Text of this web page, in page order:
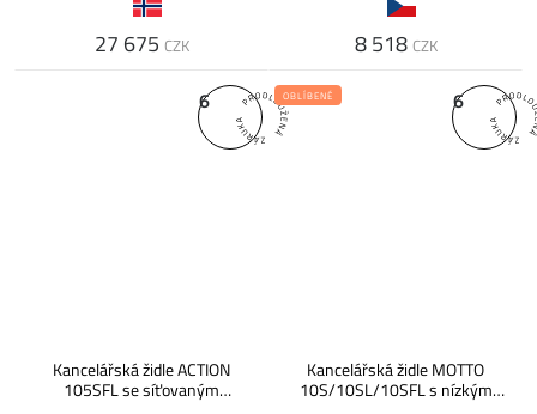
27 675 CZK 8 518 CZK
6
Kancelářská židle ACTION
105SFL se síťovaným
6
OBLÍBENÉ
Kancelářská židle MOTTO
10S/10SL/10SFL s nízkým